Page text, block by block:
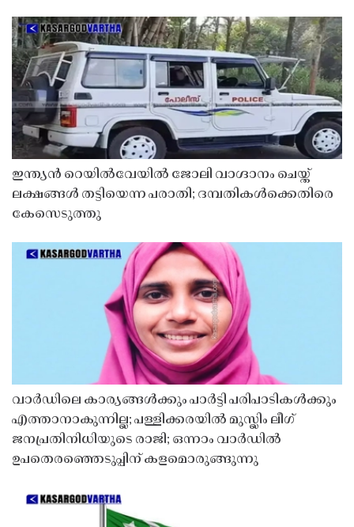
ഇന്ത്യൻ റെയിൽവേയിൽ ജോലി വാഗ്ദാനം ചെയ്ത്
ലക്ഷങ്ങൾ തട്ടിയെന്ന പരാതി; ദമ്പതികൾക്കെതിരെ
കേസെടുത്തു
വാർഡിലെ കാര്യങ്ങൾക്കും പാർട്ടി പരിപാടികൾക്കും
എത്താനാകുന്നില്ല; പള്ളിക്കരയിൽ മുസ്ലിം ലീഗ്
ജനപ്രതിനിധിയുടെ രാജി; ഒന്നാം വാർഡിൽ
ഉപതെരഞ്ഞെടുപ്പിന് കളമൊരുങ്ങുന്നു